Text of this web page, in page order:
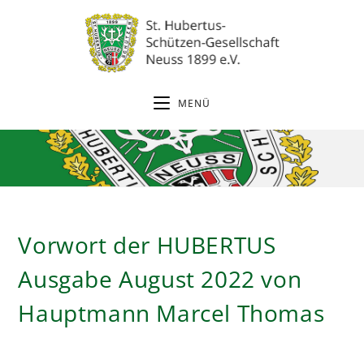
MENÜ
Vorwort der HUBERTUS
Ausgabe August 2022 von
Hauptmann Marcel Thomas